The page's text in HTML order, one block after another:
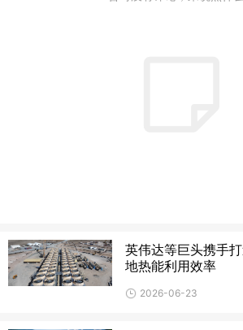
英伟达等巨头携手
地热能利用效率
2026-06-23